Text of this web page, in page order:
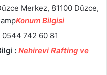
Merkez, 81100 Düzce,
Konum Bilgisi
0544 742 60 81
: Nehirevi Rafting ve